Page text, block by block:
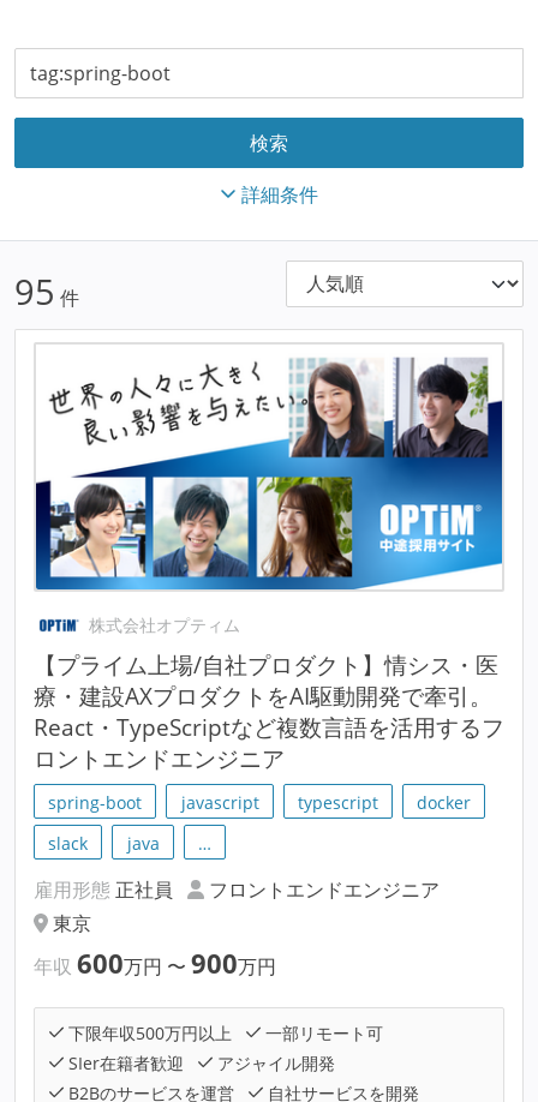
詳細条件
95 件
株式会社オプティム
【プライム上場/自社プロダクト】情シス・医
療・建設AXプロダクトをAI駆動開発で牽引。
React・TypeScriptなど複数言語を活用するフ
ロントエンドエンジニア
spring-boot javascript typescript
docker
slack
java …
雇用形態 正社員
フロントエンドエンジニア
東京
年収 600万円 〜 900万円
下限年収500万円以上
一部リモート可
SIer在籍者歓迎
アジャイル開発
B2Bのサービスを運営
自社サービスを開発